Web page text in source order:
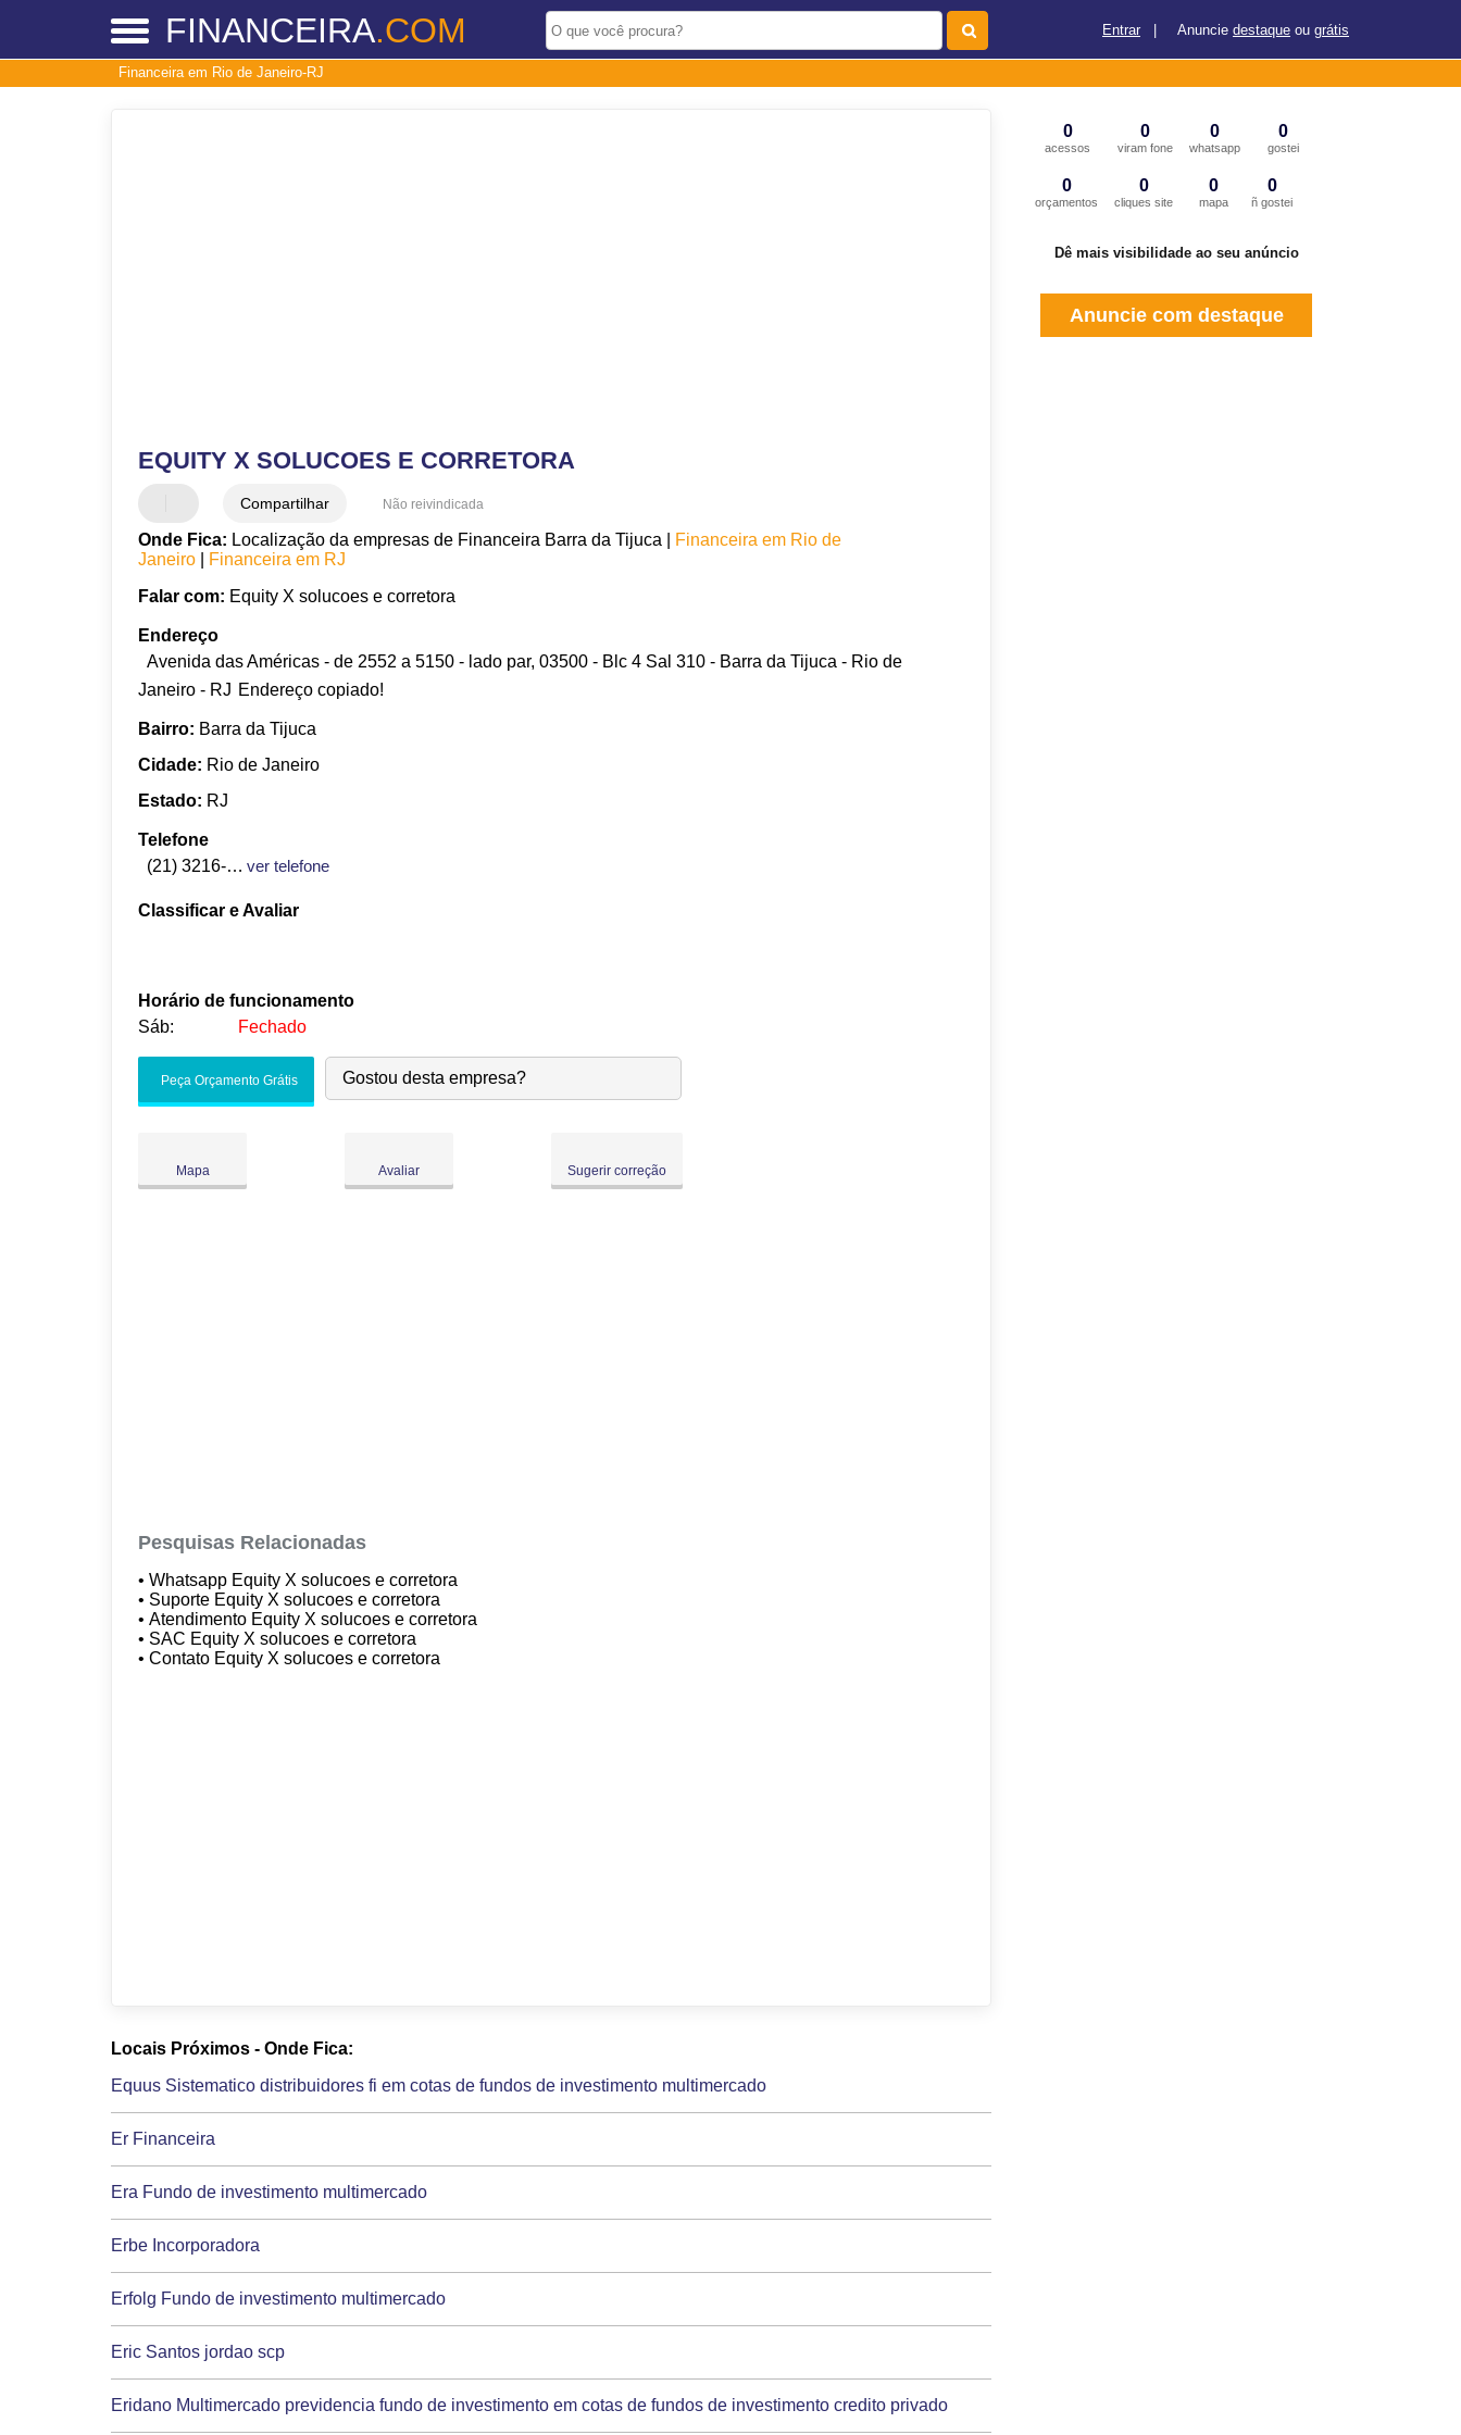
FINANCEIRA.COM Entrar Anuncie destaque ou grátis
Financeira em Rio de Janeiro-RJ
EQUITY X SOLUCOES E CORRETORA
Compartilhar Não reivindicada
Onde Fica: Localização da empresas de Financeira Barra da Tijuca |
Financeira em Rio de
Janeiro
Financeira em RJ
Falar com: Equity X solucoes e corretora
Endereço
Avenida das Américas - de 2552 a 5150 - lado par, 03500 - Blc 4 Sal 310 - Barra da Tijuca - Rio de
Janeiro - RJ Endereço copiado!
Bairro: Barra da Tijuca
Cidade: Rio de Janeiro
Estado: RJ
Telefone
(21) 3216-4848
ver telefone
Classificar e Avaliar
Horário de funcionamento
Sáb:
Fechado
Sex:
Fecha às 18:00
Peça Orçamento Grátis Gostou desta empresa?
Mapa Avaliar Sugerir correção
Pesquisas Relacionadas
• Whatsapp Equity X solucoes e corretora
• Suporte Equity X solucoes e corretora
• Atendimento Equity X solucoes e corretora
• SAC Equity X solucoes e corretora
• Contato Equity X solucoes e corretora
Locais Próximos - Onde Fica:
Equus Sistematico distribuidores fi em cotas de fundos de investimento multimercado
Er Financeira
Era Fundo de investimento multimercado
Erbe Incorporadora
Erfolg Fundo de investimento multimercado
Eric Santos jordao scp
Eridano Multimercado previdencia fundo de investimento em cotas de fundos de investimento credito privado
0
acessos
0
viram fone
0
whatsapp
0
gostei
0
orçamentos
0
cliques site
0
mapa
0
ñ gostei
Dê mais visibilidade ao seu anúncio
Anuncie com destaque